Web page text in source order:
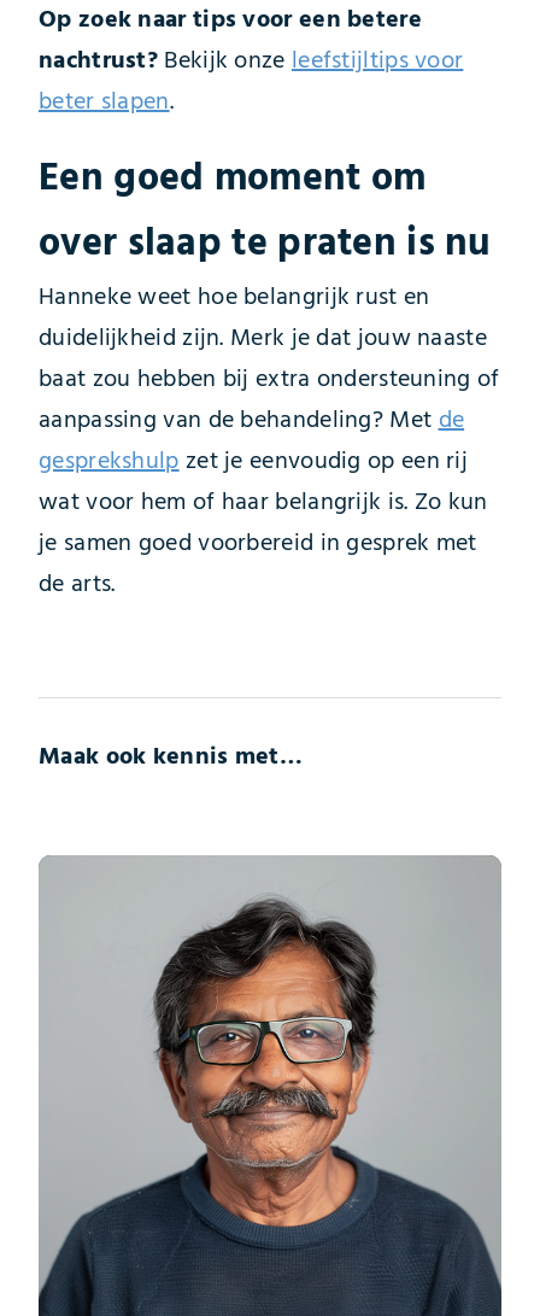
Op zoek naar tips voor een betere
nachtrust?Bekijk onzeleefstijltips voor
beter slapen.
Een goed moment om
over slaap te praten is nu
Hanneke weet hoe belangrijk rust en
duidelijkheid zijn. Merk je dat jouw naaste
baat zou hebben bij extra ondersteuning of
aanpassing van de behandeling? Metde
gesprekshulpzet je eenvoudig op een rij
wat voor hem of haar belangrijk is. Zo kun
je samen goed voorbereid in gesprek met
de arts.
Maak ook kennis met…